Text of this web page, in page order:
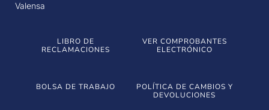
Valensa
LIBRO DE
RECLAMACIONES
VER COMPROBANTES
ELECTRÓNICO
BOLSA DE TRABAJO
POLÍTICA DE CAMBIOS Y
DEVOLUCIONES